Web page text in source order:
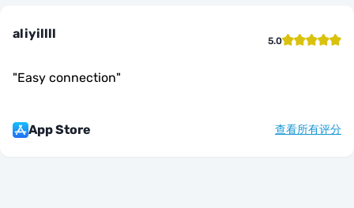
aliyillll 5.0
"Easy connection"
App Store 查看所有评分